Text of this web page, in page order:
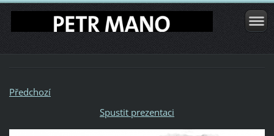
Předchozí
Spustit prezentaci